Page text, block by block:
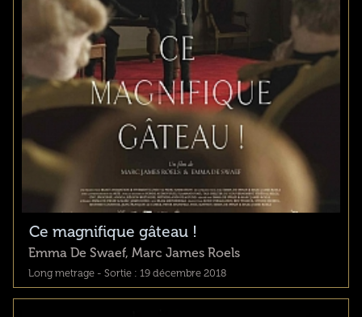
Ce magnifique gâteau !
Emma De Swaef, Marc James Roels
Long metrage - Sortie : 19 décembre 2018